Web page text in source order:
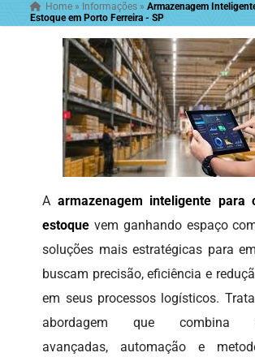
Home » Informações »Armazenagem
Estoque em Porto Ferreira - SP
A armazenagem inteligente para
estoque vem ganhando espaço
soluções mais estratégicas para
buscam precisão, eficiência e
em seus processos logísticos.
abordagem que combina
avançadas, automação e